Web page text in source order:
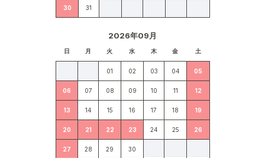
30 31
2026年09月
日 月 火 水 木 金 土
01 02 03 04 05
06 07 08 09 10 11 12
13 14 15 16 17 18 19
20 21 22 23 24 25 26
27 28 29 30